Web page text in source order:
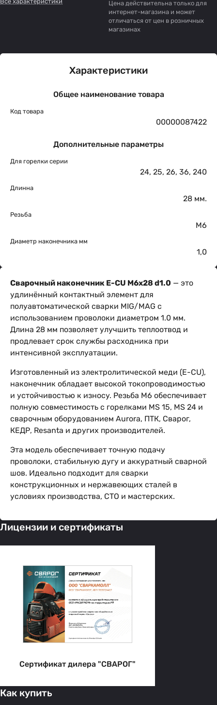
Цена действительна только для
интернет-магазина и может
отличаться от цен в розничных
магазинах
Характеристики
Общее наименование товара
Код товара
00000087422
Дополнительные параметры
Для горелки серии
24, 25, 26, 36, 240
Длинна
28 мм.
Резьба
М6
Диаметр наконечника мм
1,0
Сварочный наконечник E-CU M6x28 d1.0 — это
удлинённый контактный элемент для
полуавтоматической сварки MIG/MAG с
использованием проволоки диаметром 1.0 мм.
Длина 28 мм позволяет улучшить теплоотвод и
продлевает срок службы расходника при
интенсивной эксплуатации.
Изготовленный из электролитической меди (E-CU),
наконечник обладает высокой токопроводимостью
и устойчивостью к износу. Резьба M6 обеспечивает
полную совместимость с горелками MS 15, MS 24 и
сварочным оборудованием Aurora, ПТК, Сварог,
КЕДР, Resanta и других производителей.
Эта модель обеспечивает точную подачу
проволоки, стабильную дугу и аккуратный сварной
шов. Идеально подходит для сварки
конструкционных и нержавеющих сталей в
условиях производства, СТО и мастерских.
Лицензии и сертификаты
Сертификат дилера "СВАРОГ"
Как купить